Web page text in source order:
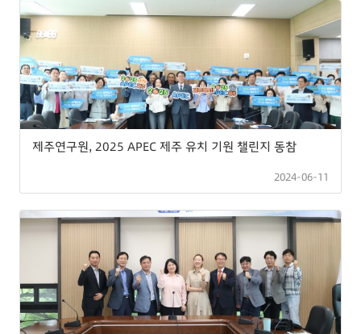
제주연구원, 2025 APEC 제주 유치 기원 챌린지 동참
2024-06-11